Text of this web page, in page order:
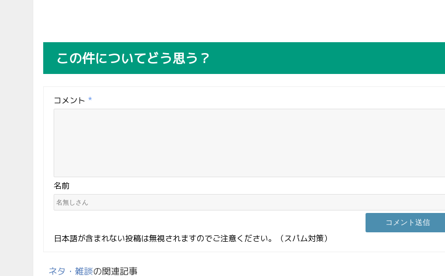
この件についてどう思う？
コメント *
名前
日本語が含まれない投稿は無視されますのでご注意ください。（スパム対策）
ネタ・雑談の関連記事